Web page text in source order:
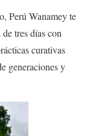
Perú Wanamey te
tres días con
curativas
generaciones y